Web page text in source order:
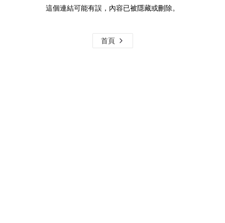
這個連結可能有誤，內容已被隱藏或刪除。
首頁